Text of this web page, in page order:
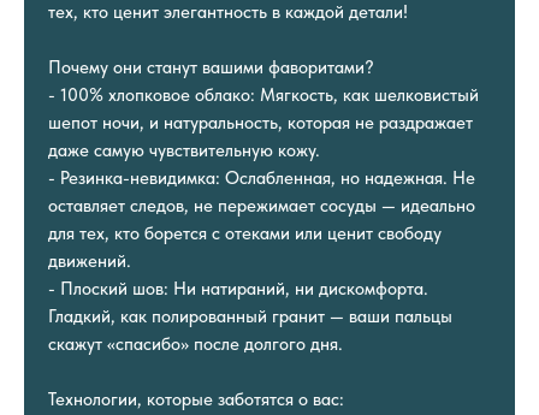
тех, кто ценит элегантность в каждой детали!
Почему они станут вашими фаворитами?
- 100% хлопковое облако: Мягкость, как шелковистый
шепот ночи, и натуральность, которая не раздражает
даже самую чувствительную кожу.
- Резинка-невидимка: Ослабленная, но надежная. Не
оставляет следов, не пережимает сосуды — идеально
для тех, кто борется с отеками или ценит свободу
движений.
- Плоский шов: Ни натираний, ни дискомфорта.
Гладкий, как полированный гранит — ваши пальцы
скажут «спасибо» после долгого дня.
Технологии, которые заботятся о вас: